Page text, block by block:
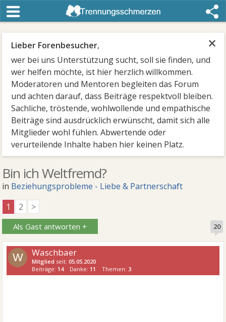
×
Lieber Forenbesucher,
wer bei uns Unterstützung sucht, soll sie finden, und
wer helfen möchte, ist hier herzlich willkommen.
Moderatoren und Mentoren begleiten das Forum
und achten darauf, dass Beiträge respektvoll bleiben.
Sachliche, tröstende, wohlwollende und empathische
Beiträge sind ausdrücklich erwünscht, damit sich alle
Mitglieder wohl fühlen. Abwertende oder
verurteilende Inhalte haben hier keinen Platz.
Bin ich Weltfremd?
in Beziehungsprobleme - Liebe & Partnerschaft
1
2 >
Als Gast antworten + 20
W Waschbaer
Mitglied seit:05.05.2020
Beiträge: 14 Danke: 11 Themen:3